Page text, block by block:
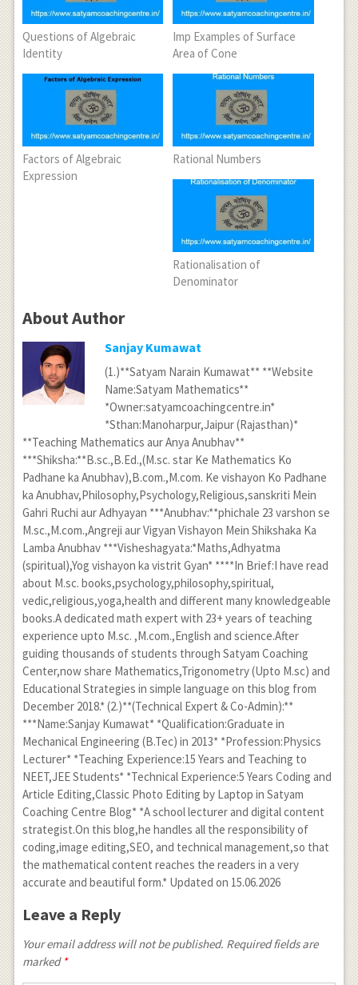
Questions of Algebraic
Identity
Imp Examples of Surface
Area of Cone
Factors of Algebraic
Expression
Rational Numbers
Rationalisation of
Denominator
About Author
Sanjay Kumawat
(1.)**Satyam Narain Kumawat** **Website
Name:Satyam Mathematics**
*Owner:satyamcoachingcentre.in*
*Sthan:Manoharpur,Jaipur (Rajasthan)*
**Teaching Mathematics aur Anya Anubhav**
***Shiksha:**B.sc.,B.Ed.,(M.sc. star Ke Mathematics Ko
Padhane ka Anubhav),B.com.,M.com. Ke vishayon Ko Padhane
ka Anubhav,Philosophy,Psychology,Religious,sanskriti Mein
Gahri Ruchi aur Adhyayan ***Anubhav:**phichale 23 varshon se
M.sc.,M.com.,Angreji aur Vigyan Vishayon Mein Shikshaka Ka
Lamba Anubhav ***Visheshagyata:*Maths,Adhyatma
(spiritual),Yog vishayon ka vistrit Gyan* ****In Brief:I have read
about M.sc. books,psychology,philosophy,spiritual,
vedic,religious,yoga,health and different many knowledgeable
books.A dedicated math expert with 23+ years of teaching
experience upto M.sc. ,M.com.,English and science.After
guiding thousands of students through Satyam Coaching
Center,now share Mathematics,Trigonometry (Upto M.sc) and
Educational Strategies in simple language on this blog from
December 2018.* (2.)**(Technical Expert & Co-Admin):**
***Name:Sanjay Kumawat* *Qualification:Graduate in
Mechanical Engineering (B.Tec) in 2013* *Profession:Physics
Lecturer* *Teaching Experience:15 Years and Teaching to
NEET,JEE Students* *Technical Experience:5 Years Coding and
Article Editing,Classic Photo Editing by Laptop in Satyam
Coaching Centre Blog* *A school lecturer and digital content
strategist.On this blog,he handles all the responsibility of
coding,image editing,SEO, and technical management,so that
the mathematical content reaches the readers in a very
accurate and beautiful form.* Updated on 15.06.2026
Leave a Reply
Your email address will not be published. Required fields are
marked *